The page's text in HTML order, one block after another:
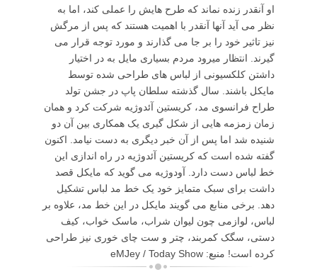
او آنقدر زنده نماند که طرح هایش را عملی کند، اما به
نظر می آید آنها آنقدر با اهمیت هستند که پس از مرگش
نیز تاثیر خود را بر جا می گذارند و مورد توجه قرار می
گیرند. انتظار میرود مردم بسیاری مایل به در اختیار
داشتن کلکسیونی از لباس های طراحی شده توسط
مایکل باشند. سال گذشته سلطان پاپ در جشن تولد
طراح فرانسوی مد، کریستین آئدوژیه شرکت کرد و همان
زمان زمزمه هایی از شکل گیری یک همکاری بین آن دو
شنیده شد اما پس از آن خبر دیگری به دست نیامد. اکنون
گفته شده است که کریستین آئدوژیه در راه اندازی این
خط لباس دست دارد. آودوژیه می گوید که مایکل قصد
داشت برای سبک متمایز خود یک خط مد لباس تشکیل
دهد. برخی منابع می گویند مایکل در این خط مد، علاوه بر
لباس، لوازمی چون لیوان شراب، ماسک خواب، کیف
دستی، سگک کمربند، چتر و ست چای خوری نیز طراحی
کرده است! منبع: eMJey / Today Show